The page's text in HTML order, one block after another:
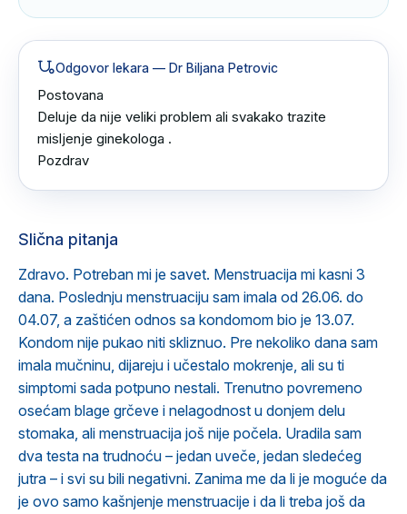
Odgovor lekara — Dr Biljana Petrovic
Postovana
Deluje da nije veliki problem ali svakako trazite
misljenje ginekologa .
Pozdrav
Slična pitanja
Zdravo. Potreban mi je savet. Menstruacija mi kasni 3
dana. Poslednju menstruaciju sam imala od 26.06. do
04.07, a zaštićen odnos sa kondomom bio je 13.07.
Kondom nije pukao niti skliznuo. Pre nekoliko dana sam
imala mučninu, dijareju i učestalo mokrenje, ali su ti
simptomi sada potpuno nestali. Trenutno povremeno
osećam blage grčeve i nelagodnost u donjem delu
stomaka, ali menstruacija još nije počela. Uradila sam
dva testa na trudnoću – jedan uveče, jedan sledećeg
jutra – i svi su bili negativni. Zanima me da li je moguće da
je ovo samo kašnjenje menstruacije i da li treba još da